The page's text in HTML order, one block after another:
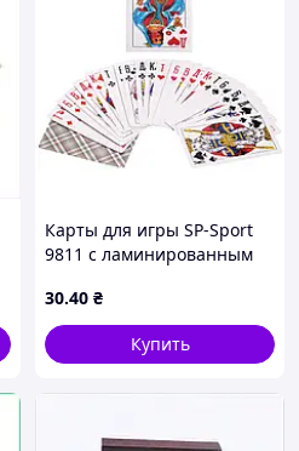
Карты для игры SP-Sport
9811 с ламинированным
развлечения
30.40 ₴
Купить